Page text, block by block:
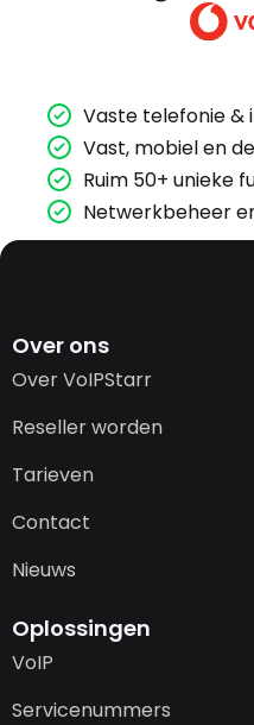
Vaste telefonie &
Vast, mobiel en
Ruim 50+ unieke
Netwerkbeheer
Over ons
Over VoIPStarr
Reseller worden
Tarieven
Contact
Nieuws
Oplossingen
VoIP
Servicenummers